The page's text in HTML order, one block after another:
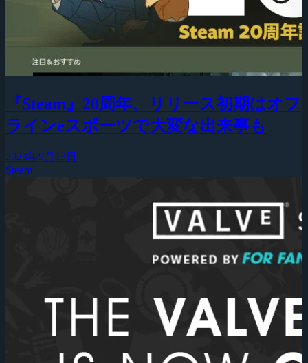
『Steam』20周年、リリース初期はオフ
ラインeスポーツで大変な出来事も
2023年9月13日
Steam